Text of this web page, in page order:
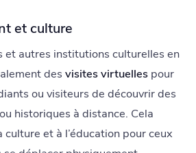
et culture
et autres institutions culturelles en
des visites virtuelles pour
ou visiteurs de découvrir des
historiques à distance. Cela
culture et à l’éducation pour ceux